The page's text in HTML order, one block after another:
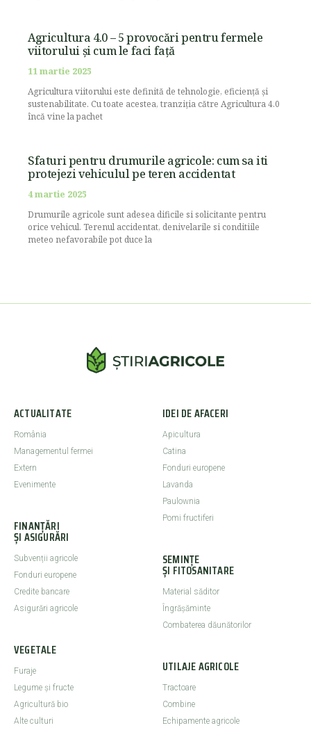
Agricultura 4.0 – 5 provocări pentru fermele
viitorului și cum le faci față
11 martie 2025
Agricultura viitorului este definită de tehnologie, eficiență și
sustenabilitate. Cu toate acestea, tranziția către Agricultura 4.0
încă vine la pachet
Sfaturi pentru drumurile agricole: cum sa iti
protejezi vehiculul pe teren accidentat
4 martie 2025
Drumurile agricole sunt adesea dificile si solicitante pentru
orice vehicul. Terenul accidentat, denivelarile si conditiile
meteo nefavorabile pot duce la
ACTUALITATE
România
Managementul fermei
Extern
Evenimente
FINANȚĂRI
ȘI ASIGURĂRI
Subvenții agricole
Fonduri europene
Credite bancare
Asigurări agricole
VEGETALE
Furaje
Legume şi fructe
Agricultură bio
Alte culturi
IDEI DE AFACERI
Apicultura
Catina
Fonduri europene
Lavanda
Paulownia
Pomi fructiferi
SEMINȚE
ȘI FITOSANITARE
Material săditor
Îngrășăminte
Combaterea dăunătorilor
UTILAJE AGRICOLE
Tractoare
Combine
Echipamente agricole